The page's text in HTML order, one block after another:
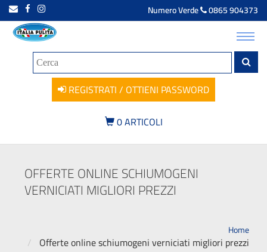
Numero Verde 0865 904373
REGISTRATI / OTTIENI PASSWORD
0ARTICOLI
OFFERTE ONLINE SCHIUMOGENI
VERNICIATI MIGLIORI PREZZI
Home
Offerte online schiumogeni verniciati migliori prezzi